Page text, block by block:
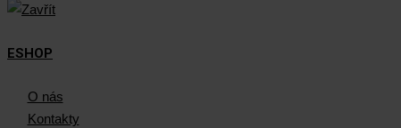
ESHOP
O nás
Kontakty